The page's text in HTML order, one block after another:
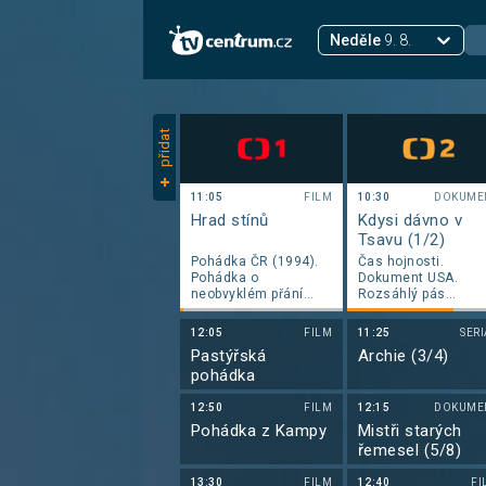
Neděle 9. 8.
přidat
11:05 FILM
Hrad stínů
Pohádka ČR (1994).
Pohádka o
neobvyklém přání
prince Tomáše.
Scénář M. Kratochvíl.
12:05 FILM
Pastýřská
pohádka
12:50 FILM
Pohádka z Kampy
13:30 FILM
10:30
Kdysi dávno v
Tsavu (1/2)
Čas hojnosti.
Dokument USA.
Rozsáhlý pás
nedotčené přírody v
Africe. Všude okolo
zem. Písčitá koryta
jiného
11:25
Archie (3/4)
12:15
Mistři starých
řemesel (5/8)
12:40